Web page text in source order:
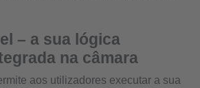
– a sua lógica
na câmara
aos utilizadores executar a sua